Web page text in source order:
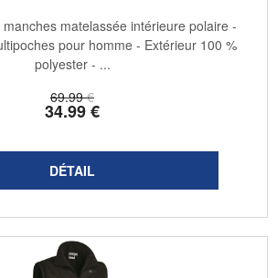
69.99 €
34.99€
matelassée intérieure polaire -
pour homme - Extérieur 100 %
polyester - ...